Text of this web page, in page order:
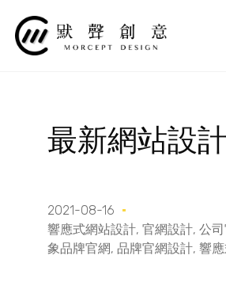
最新網站設
2021-08-16
響應式網站設計, 官網設計, 公
象品牌官網, 品牌官網設計, 響